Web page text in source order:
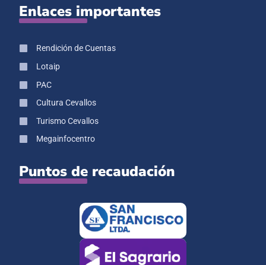
Enlaces importantes
Rendición de Cuentas
Lotaip
PAC
Cultura Cevallos
Turismo Cevallos
Megainfocentro
Puntos de recaudación